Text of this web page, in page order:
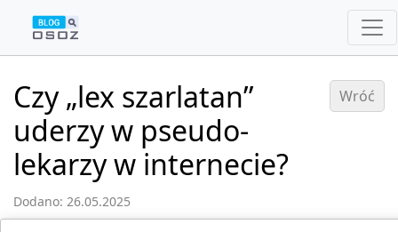
Czy „lex szarlatan”
uderzy w pseudo-
lekarzy w internecie?
Dodano: 26.05.2025
Wróć